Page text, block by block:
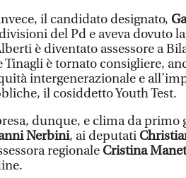
il candidato designato,
del Pd e aveva dovuto
è diventato assessore a
è tornato consigliere,
intergenerazionale e
il cosiddetto Youth Test.
dunque, e clima da primo
Nerbini, ai deputati
regionale Cristina